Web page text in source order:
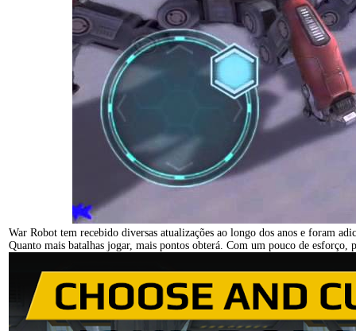
War Robot tem recebido diversas atualizações ao longo dos anos e foram
Quanto mais batalhas jogar, mais pontos obterá. Com um pouco de